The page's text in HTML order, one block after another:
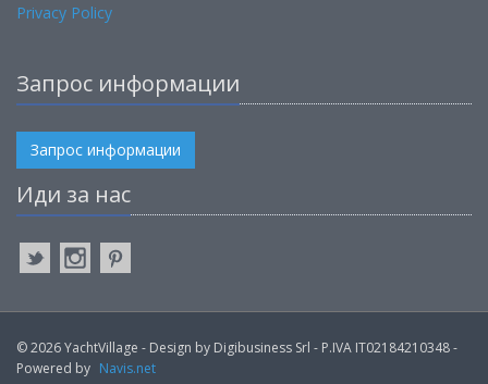
Privacy Policy
Запрос информации
Запрос информации
Иди за нас
© 2026 YachtVillage - Design by Digibusiness Srl - P.IVA IT02184210348 -
Powered by Navis.net